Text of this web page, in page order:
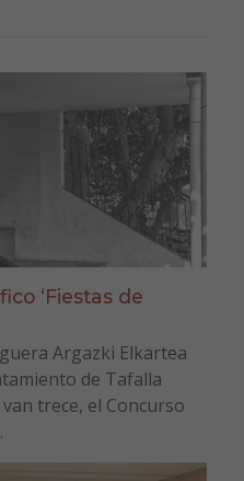
‘Fiestas de
Argazki Elkartea
de Tafalla
trece, el Concurso